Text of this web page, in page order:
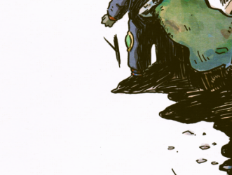
Formação
Internacional
Estudos
Óbitos